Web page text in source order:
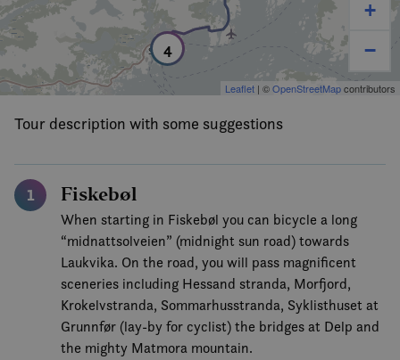
4
+
−
Leaflet | ©OpenStreetMapcontributors
Tour description with some suggestions
1 Fiskebøl
When starting in Fiskebøl you can bicycle a long
“midnattsolveien” (midnight sun road) towards
Laukvika. On the road, you will pass magnificent
sceneries including Hessand stranda, Morfjord,
Krokelvstranda, Sommarhusstranda, Syklisthuset at
Grunnfør (lay-by for cyclist) the bridges at Delp and
the mighty Matmora mountain.